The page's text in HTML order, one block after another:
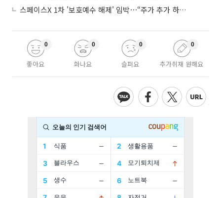
스페이스X 1차 '보호예수 해제' 임박⋯“주가 추가 하락 가능성”
좋아요
0
화나요
0
슬퍼요
0
추가취재 원해요
0